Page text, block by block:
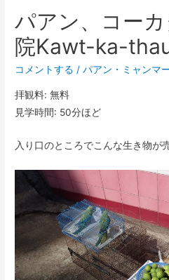
パアン、コー
院Kawt-ka-
コメントする /パアン ・ ミャンマ
拝観料: 無料
見学時間: 50分ほど
入り口のところでこんな生き物が